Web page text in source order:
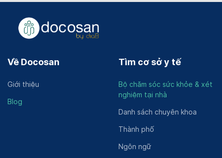
Về Docosan
Giới thiệu
Blog
Tìm cơ sở y tế
Bộ chăm sóc sức khỏe & xét
nghiệm tại nhà
Danh sách chuyên khoa
Thành phố
Ngôn ngữ